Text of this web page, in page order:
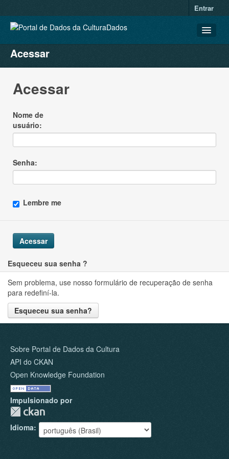
Entrar
CONJUNTOS DE DADOS
ORGANIZAÇÕES
GRUPOS
Acessar
Acessar
Nome de
usuário
Senha
Lembre me
Acessar
Esqueceu sua senha ?
Sem problema, use nosso formulário de recuperação de senha
para redefiní-la.
Esqueceu sua senha?
Sobre Portal de Dados da Cultura
API do CKAN
Open Knowledge Foundation
Impulsionado por
Idioma